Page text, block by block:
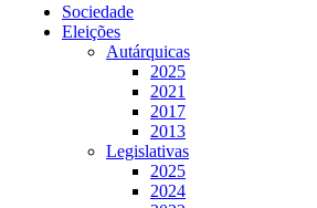
Sociedade
Eleições
Autárquicas
2025
2021
2017
2013
Legislativas
2025
2024